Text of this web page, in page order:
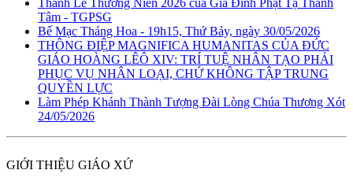
Tâm - TGPSG
Bế Mạc Tháng Hoa - 19h15, Thứ Bảy, ngày 30/05/2026
THÔNG ĐIỆP MAGNIFICA HUMANITAS CỦA ĐỨC
GIÁO HOÀNG LÊÔ XIV: TRÍ TUỆ NHÂN TẠO PHẢI
PHỤC VỤ NHÂN LOẠI, CHỨ KHÔNG TẬP TRUNG
QUYỀN LỰC
Làm Phép Khánh Thành Tượng Đài Lòng Chúa Thương Xót
24/05/2026
GIỚI THIỆU GIÁO XỨ